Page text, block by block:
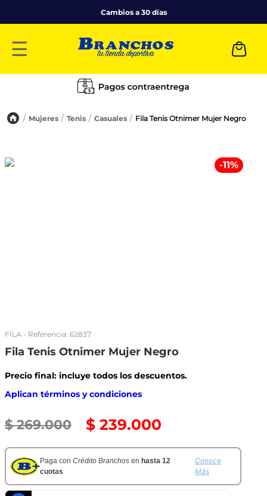
Cambios a 30 días
☰
Mujeres Tenis Casuales Fila Tenis Otnimer Mujer Negro
-11%
FILA - Referencia: 62837
Fila Tenis Otnimer Mujer Negro
Precio final: incluye todos los descuentos.
Aplican términos y condiciones
$ 269.000 $ 239.000
Paga con Crédito Branchos en hasta 12
cuotas
Conoce
Más